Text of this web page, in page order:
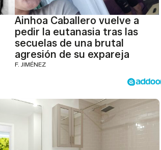
Ainhoa Caballero vuelve a
pedir la eutanasia tras las
secuelas de una brutal
agresión de su expareja
F. JIMÉNEZ